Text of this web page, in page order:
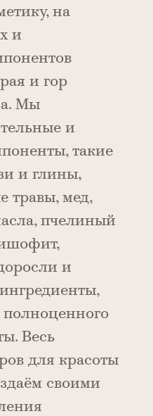
на
и
и гор
Мы
и
такие
и глины,
травы, мед,
пчелиный
и
Весь
для красоты
своими